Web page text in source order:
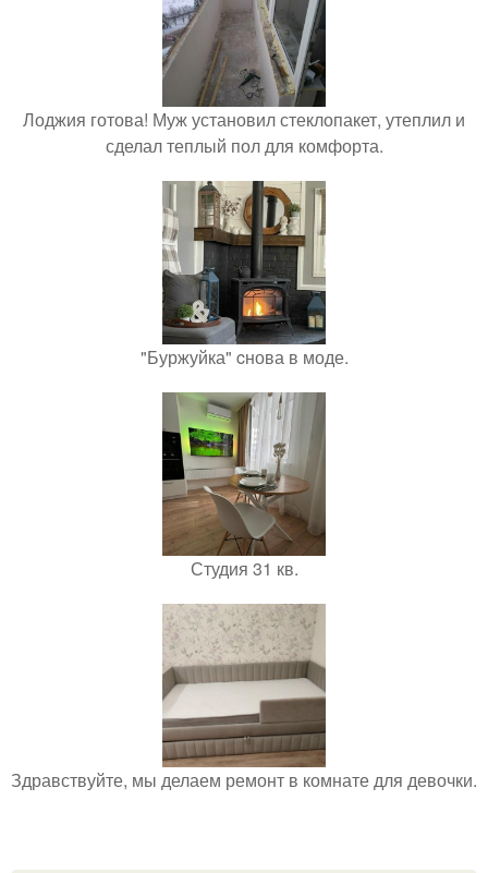
Лоджия готова! Муж установил стеклопакет, утеплил и
сделал теплый пол для комфорта.
"Буржуйка" cнова в моде.
Студия 31 кв.
Здравствуйте, мы делаем ремонт в комнате для девочки.